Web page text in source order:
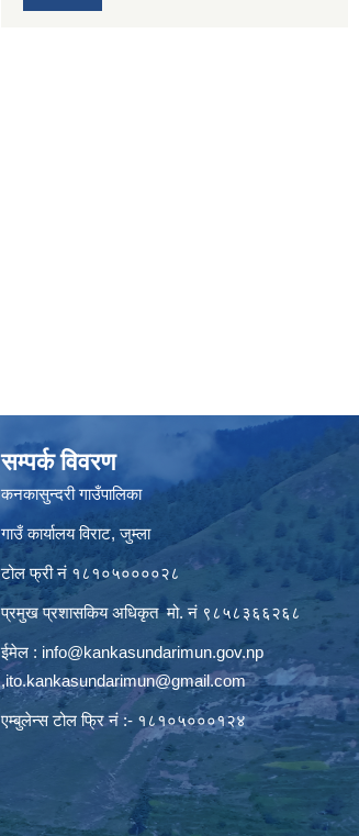
सम्पर्क विवरण
कनकासुन्दरी गाउँपालिका
गाउँ कार्यालय विराट, जुम्ला
टोल फ्री नं १८१०५००००२८
प्रमुख प्रशासकिय अधिकृत मो. नं ९८५८३६६२६८
ईमेल : info@kankasundarimun.gov.np
,ito.kankasundarimun@gmail.com
एम्बुलेन्स टोल फ्रि नं :- १८१०५०००१२४